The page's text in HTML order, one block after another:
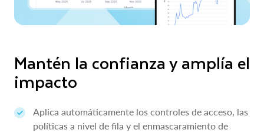
Mantén la confianza y amplía el
impacto
Aplica automáticamente los controles de acceso, las
políticas a nivel de fila y el enmascaramiento de